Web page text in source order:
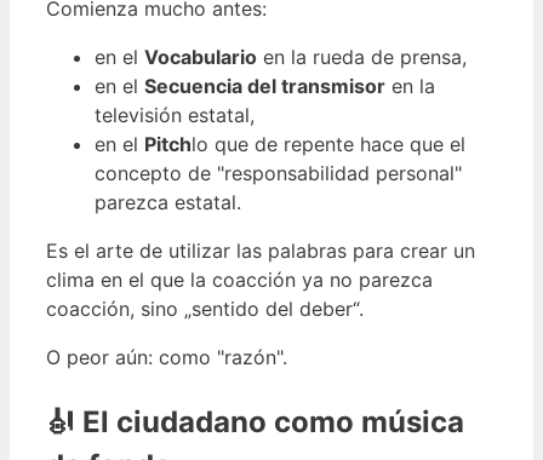
Comienza mucho antes:
en el Vocabulario en la rueda de prensa,
en el Secuencia del transmisor en la
televisión estatal,
en el Pitchlo que de repente hace que el
concepto de "responsabilidad personal"
parezca estatal.
Es el arte de utilizar las palabras para crear un
clima en el que la coacción ya no parezca
coacción, sino „sentido del deber“.
O peor aún: como "razón".
🎻 El ciudadano como música